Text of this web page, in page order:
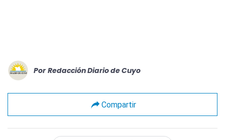
Por Redacción Diario de Cuyo
Compartir